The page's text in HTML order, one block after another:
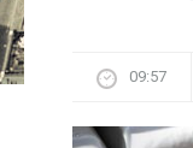
09:57